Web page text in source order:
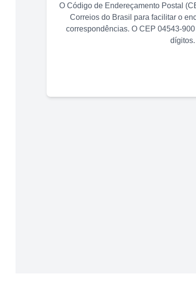
O Código de Endereçamento Postal
Correios do Brasil para facilitar o
correspondências. O CEP 04543-900
dígitos.